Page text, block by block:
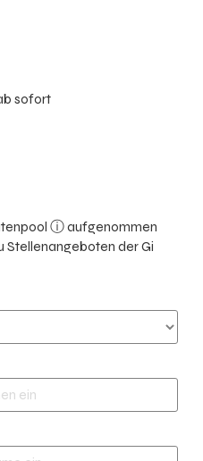
sofort
ⓘaufgenommen
Stellenangeboten der Gi